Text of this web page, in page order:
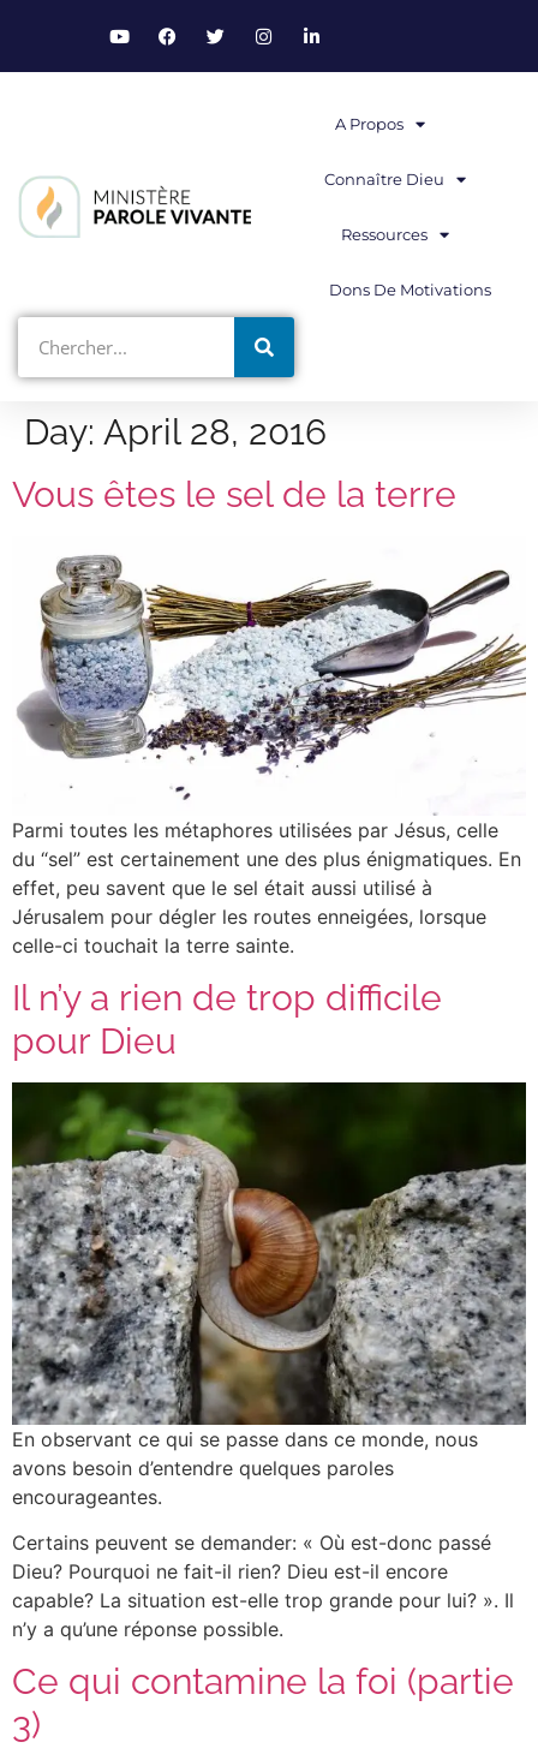
A Propos
Connaître Dieu
Ressources
Dons De Motivations
Day: April 28, 2016
Vous êtes le sel de la terre
Parmi toutes les métaphores utilisées par Jésus, celle
du “sel” est certainement une des plus énigmatiques. En
effet, peu savent que le sel était aussi utilisé à
Jérusalem pour dégler les routes enneigées, lorsque
celle-ci touchait la terre sainte.
Il n’y a rien de trop difficile
pour Dieu
En observant ce qui se passe dans ce monde, nous
avons besoin d’entendre quelques paroles
encourageantes.
Certains peuvent se demander: « Où est-donc passé
Dieu? Pourquoi ne fait-il rien? Dieu est-il encore
capable? La situation est-elle trop grande pour lui? ». Il
n’y a qu’une réponse possible.
Ce qui contamine la foi (partie
3)